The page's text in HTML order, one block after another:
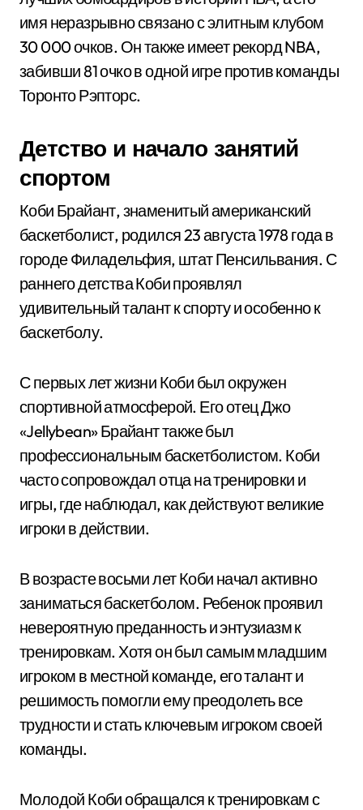
имя неразрывно связано с элитным клубом
30 000 очков. Он также имеет рекорд NBA,
забивши 81 очко в одной игре против команды
Торонто Рэпторс.
Детство и начало занятий
спортом
Коби Брайант, знаменитый американский
баскетболист, родился 23 августа 1978 года в
городе Филадельфия, штат Пенсильвания. С
раннего детства Коби проявлял
удивительный талант к спорту и особенно к
баскетболу.
С первых лет жизни Коби был окружен
спортивной атмосферой. Его отец Джо
«Jellybean» Брайант также был
профессиональным баскетболистом. Коби
часто сопровождал отца на тренировки и
игры, где наблюдал, как действуют великие
игроки в действии.
В возрасте восьми лет Коби начал активно
заниматься баскетболом. Ребенок проявил
невероятную преданность и энтузиазм к
тренировкам. Хотя он был самым младшим
игроком в местной команде, его талант и
решимость помогли ему преодолеть все
трудности и стать ключевым игроком своей
команды.
Молодой Коби обращался к тренировкам с